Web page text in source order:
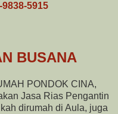
9838-5915
BUSANA
PONDOK CINA,
Jasa Rias Pengantin
dirumah di Aula, juga